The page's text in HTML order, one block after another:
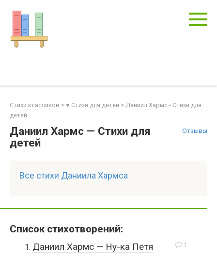
контенту
Стихи классиков > ♥ Стихи для детей > Даниил Хармс - Стихи для
детей
Отзывы
Даниил Хармс — Стихи для
детей
Все стихи Даниила Хармса
Список стихотворений:
1
Даниил Хармс — Ну-ка Петя